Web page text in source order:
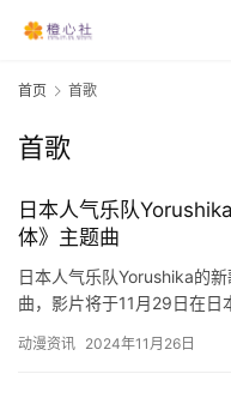
首页 首歌
首歌
日本人气乐队
体》主题曲
日本人气乐队Yorushika的
曲，影片将于11月29日在
动漫资讯 2024年11月26日